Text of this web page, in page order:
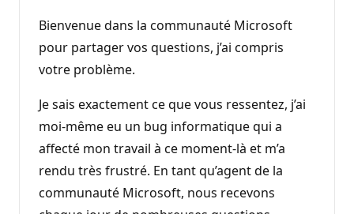
Bienvenue dans la communauté Microsoft
pour partager vos questions, j’ai compris
votre problème.
Je sais exactement ce que vous ressentez, j’ai
moi-même eu un bug informatique qui a
affecté mon travail à ce moment-là et m’a
rendu très frustré. En tant qu’agent de la
communauté Microsoft, nous recevons